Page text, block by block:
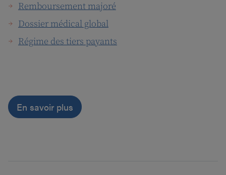
Remboursement majoré
Dossier médical global
Régime des tiers payants
En savoir plus